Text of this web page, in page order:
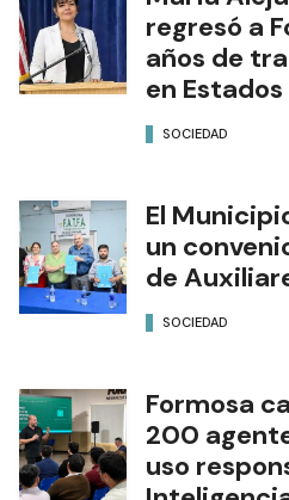
Edición Impresa
NOTAS
María
regresó a
años de
en
El
un
de